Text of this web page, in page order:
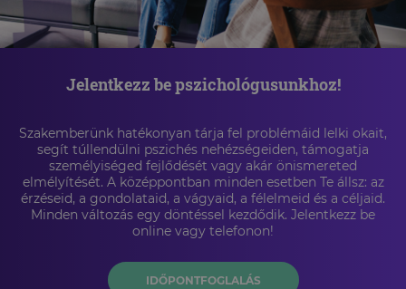
Jelentkezz be pszichológusunkhoz!
Szakemberünk hatékonyan tárja fel problémáid lelki okait,
segít túllendülni pszichés nehézségeiden, támogatja
személyiséged fejlődését vagy akár önismereted
elmélyítését. A középpontban minden esetben Te állsz: az
érzéseid, a gondolataid, a vágyaid, a félelmeid és a céljaid.
Minden változás egy döntéssel kezdődik. Jelentkezz be
online vagy telefonon!
IDŐPONTFOGLALÁS